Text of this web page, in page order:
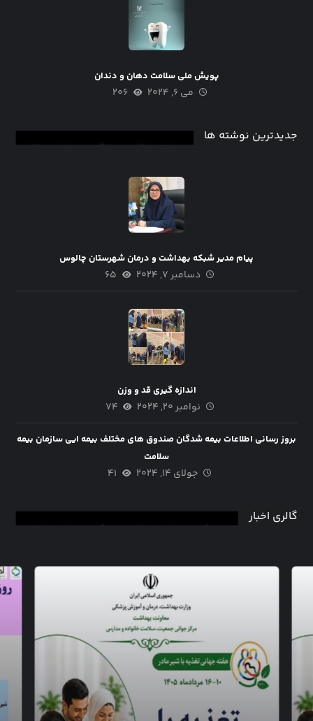
پویش ملی سلامت دهان و دندان
می ۶, ۲۰۲۴ ۲۰۶
جدیدترین نوشته ها
پیام مدیر شبکه بهداشت و درمان شهرستان چالوس
دسامبر ۷, ۲۰۲۴ ۶۵
اندازه گیری قد و وزن
نوامبر ۲۰, ۲۰۲۴ ۷۴
بروز رسانی اطلاعات بیمه شدگان صندوق های مختلف بیمه ایی سازمان بیمه
سلامت
جولای ۱۴, ۲۰۲۴ ۴۱
گالری اخبار